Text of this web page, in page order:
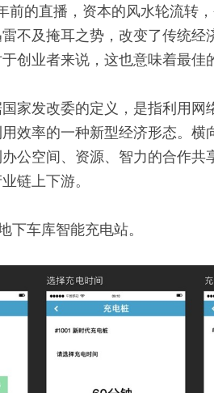
前的直播，资本的风水轮流转
不及掩耳之势，改变了传统经
创业者来说，这也意味着最佳
国家发改委的定义，是指利用
效率的一种新型经济形态。横
公空间、资源、智力的合作共
链上下游。
下车库智能充电站。